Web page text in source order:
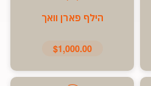
הילף פארן וואך
$1,000.00